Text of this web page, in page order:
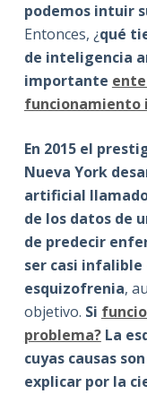
podemos intuir
Entonces, ¿qué
de inteligencia
importante
funcionamiento
En 2015 el
Nueva York
artificial
de los datos de
de predecir
ser casi infalible
esquizofrenia,
objetivo. Si
problema?La
cuyas causas
explicar por la